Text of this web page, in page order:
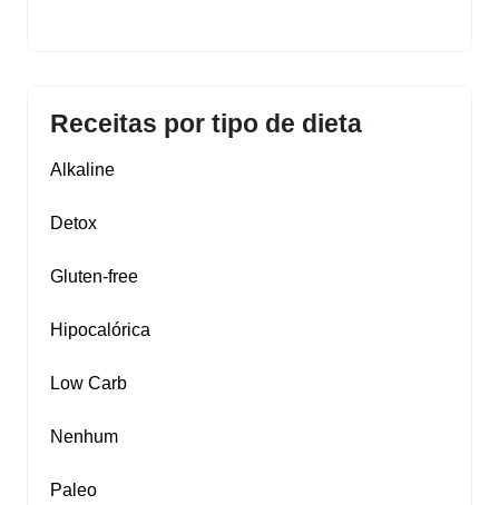
Receitas por tipo de dieta
Alkaline
Detox
Gluten‑free
Hipocalórica
Low Carb
Nenhum
Paleo